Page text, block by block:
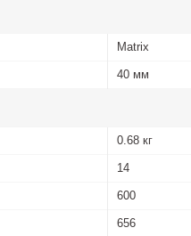
Matrix
40 мм
0.68 кг
14
600
656